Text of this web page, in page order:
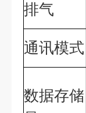
排气
通讯模式
数据存储